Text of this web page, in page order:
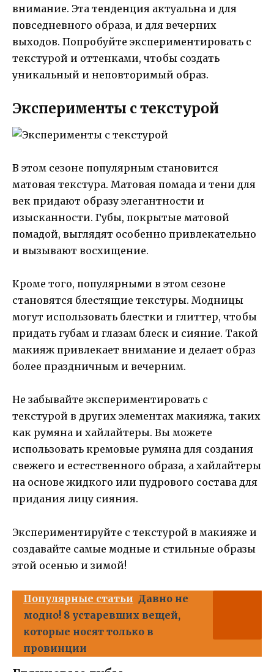
внимание. Эта тенденция актуальна и для
повседневного образа, и для вечерних
выходов. Попробуйте экспериментировать с
текстурой и оттенками, чтобы создать
уникальный и неповторимый образ.
Эксперименты с текстурой
В этом сезоне популярным становится
матовая текстура. Матовая помада и тени для
век придают образу элегантности и
изысканности. Губы, покрытые матовой
помадой, выглядят особенно привлекательно
и вызывают восхищение.
Кроме того, популярными в этом сезоне
становятся блестящие текстуры. Модницы
могут использовать блестки и глиттер, чтобы
придать губам и глазам блеск и сияние. Такой
макияж привлекает внимание и делает образ
более праздничным и вечерним.
Не забывайте экспериментировать с
текстурой в других элементах макияжа, таких
как румяна и хайлайтеры. Вы можете
использовать кремовые румяна для создания
свежего и естественного образа, а хайлайтеры
на основе жидкого или пудрового состава для
придания лицу сияния.
Экспериментируйте с текстурой в макияже и
создавайте самые модные и стильные образы
этой осенью и зимой!
Популярные статьи Давно не
модно! 8 устаревших вещей,
которые носят только в
провинции